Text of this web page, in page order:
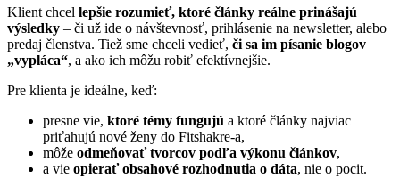
Klient chcel lepšie rozumieť, ktoré články reálne prinášajú
výsledky – či už ide o návštevnosť, prihlásenie na newsletter, alebo
predaj členstva. Tiež sme chceli vedieť, či sa im písanie blogov
„vypláca“, a ako ich môžu robiť efektívnejšie.
Pre klienta je ideálne, keď:
presne vie, ktoré témy fungujú a ktoré články najviac
priťahujú nové ženy do Fitshakre-a,
môže odmeňovať tvorcov podľa výkonu článkov,
a vie opierať obsahové rozhodnutia o dáta, nie o pocit.